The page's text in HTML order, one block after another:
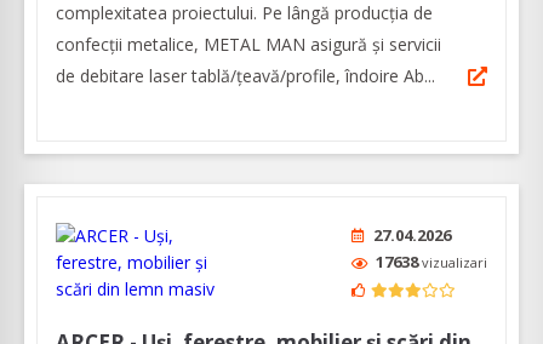
complexitatea proiectului. Pe lângă producția de
confecții metalice, METAL MAN asigură şi servicii
de debitare laser tablă/țeavă/profile, îndoire Ab...
27.04.2026
17638vizualizari